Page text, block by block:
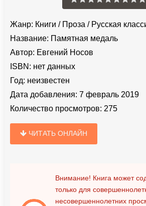
Жанр: Книги / Проза / Русская
Название: Памятная медаль
Автор: Евгений Носов
ISBN: нет данных
Год: неизвестен
Дата добавления: 7 февраль 2019
Количество просмотров: 275
ЧИТАТЬ ОНЛАЙН
Внимание! Книга может
только для
несовершеннолетних